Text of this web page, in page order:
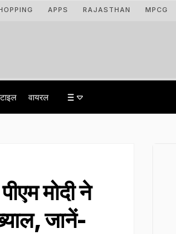
APPS RAJASTHAN MPCG
वायरल
मोदी ने
जानें-